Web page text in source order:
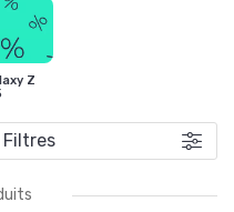
Z
Filtres